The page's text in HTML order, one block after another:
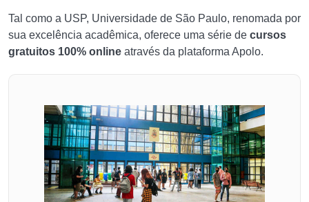
Tal como a USP, Universidade de São Paulo, renomada por
sua excelência acadêmica, oferece uma série de cursos
gratuitos 100% online através da plataforma Apolo.